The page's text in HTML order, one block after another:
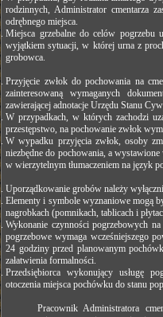
rodzinnych, Administrator cmentarza
odrębnego miejsca.
Miejsca grzebalne do celów pogrzebu
wyjątkiem sytuacji, w której urna z
grobowca.
Przyjęcie zwłok do pochowania na
zainteresowaną wymaganych
zawierającej adnotacje Urzędu Stanu
W przypadkach, w których zachodzi
przestępstwo, na pochowanie zwłok
W wypadku przyjęcia zwłok, osoby
niezbędne do pochowania, a
w wierzytelnym tłumaczeniem na język
Uporządkowanie grobów należy
Elementy i symbole wyznaniowe mogą
nagrobkach (pomnikach, tablicach i
Wykonanie czynności pogrzebowych
pogrzebowe wymaga wcześniejszego
24 godziny przed planowanym
załatwienia formalności.
Przedsiębiorca wykonujący usługę
otoczenia miejsca pochówku do stanu
Pracownik Administratora